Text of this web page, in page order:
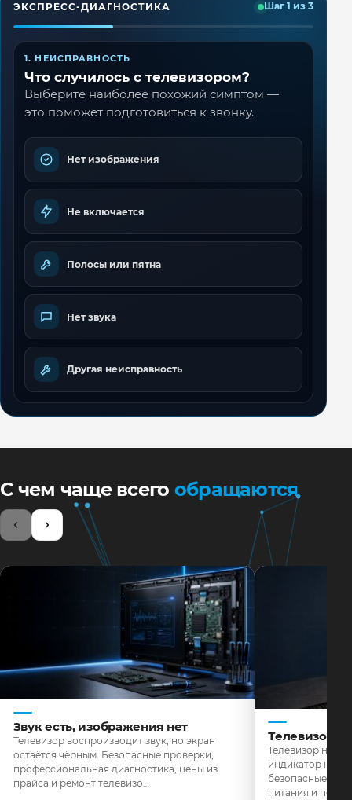
ЭКСПРЕСС-ДИАГНОСТИКА Шаг 1 из 3
1. НЕИСПРАВНОСТЬ
Что случилось с телевизором?
Выберите наиболее похожий симптом —
это поможет подготовиться к звонку.
Нет изображения
Не включается
Полосы или пятна
Нет звука
Другая неисправность
С чем чаще всего обращаются
Звук есть, изображения нет
Телевизор воспроизводит звук, но экран
остаётся чёрным. Безопасные проверки,
профессиональная диагностика, цены из
прайса и ремонт телевизо…
Телевизор
Телевизор не
индикатор не
безопасные
питания и